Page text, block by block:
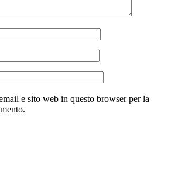
e sito web in questo browser per la